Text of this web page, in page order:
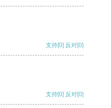
支持[0] 反对[0]
支持[0] 反对[0]